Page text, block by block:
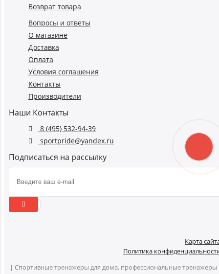
Возврат товара
Вопросы и ответы
О магазине
Доставка
Оплата
Условия соглашения
Контакты
Производители
Наши Контакты
8 (495) 532-94-39
sportpride@yandex.ru
Подписаться на рассылку
Карта
Политика
| Спортивные тренажеры для дома, профессиональные тренажеры